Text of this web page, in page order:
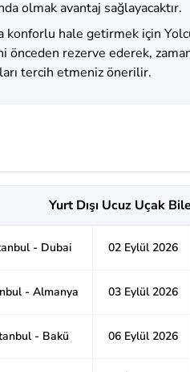
olmak avantaj sağlayacaktır.
konforlu hale getirmek için
önceden rezerve ederek,
tercih etmeniz önerilir.
Yurt Dışı Ucuz Uçak
- Dubai 02 Eylül 2026
- Almanya 03 Eylül 2026
- Bakü 06 Eylül 2026